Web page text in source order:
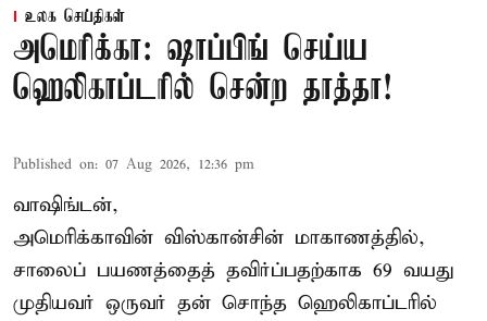
உலக செய்திகள்
அமெரிக்கா: ஷாப்பிங் செய்ய
ஹெலிகாப்டரில் சென்ற தாத்தா!
Published on: 07 Aug 2026, 12:36 pm
வாஷிங்டன்,
அமெரிக்காவின் விஸ்கான்சின் மாகாணத்தில்,
சாலைப் பயணத்தைத் தவிர்ப்பதற்காக 69 வயது
முதியவர் ஒருவர் தன் சொந்த ஹெலிகாப்டரில்